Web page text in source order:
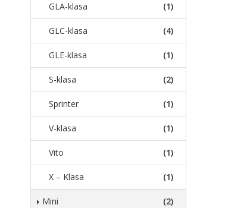
GLA-klasa (1)
GLC-klasa (4)
GLE-klasa (1)
S-klasa (2)
Sprinter (1)
V-klasa (1)
Vito (1)
X – Klasa (1)
Mini (2)